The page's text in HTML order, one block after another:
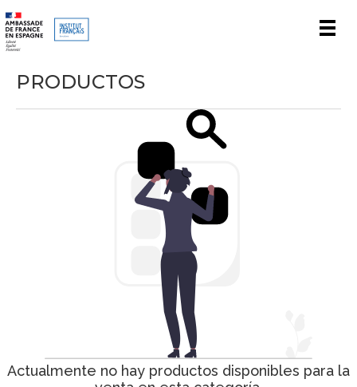
PRODUCTOS
Actualmente no hay productos disponibles para la